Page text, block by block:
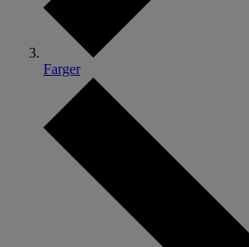
Farger